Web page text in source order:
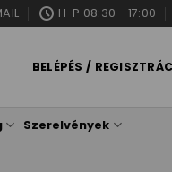
H-P 08:30 - 17:00
BELÉPÉS /
Szerelvények